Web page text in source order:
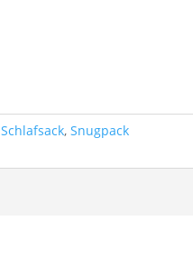
Schlafsack,Snugpack